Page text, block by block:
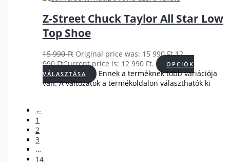
Z-Street Chuck Taylor All Star Low
Top Shoe
15 990Ft Original price was: 15 990 Ft.12
990FtCurrent price is: 12 990 Ft.
OPCIÓK
VÁLASZTÁSA
Ennek a terméknek több variációja
van. A változatok a termékoldalon választhatók ki
←
1
2
3
…
14